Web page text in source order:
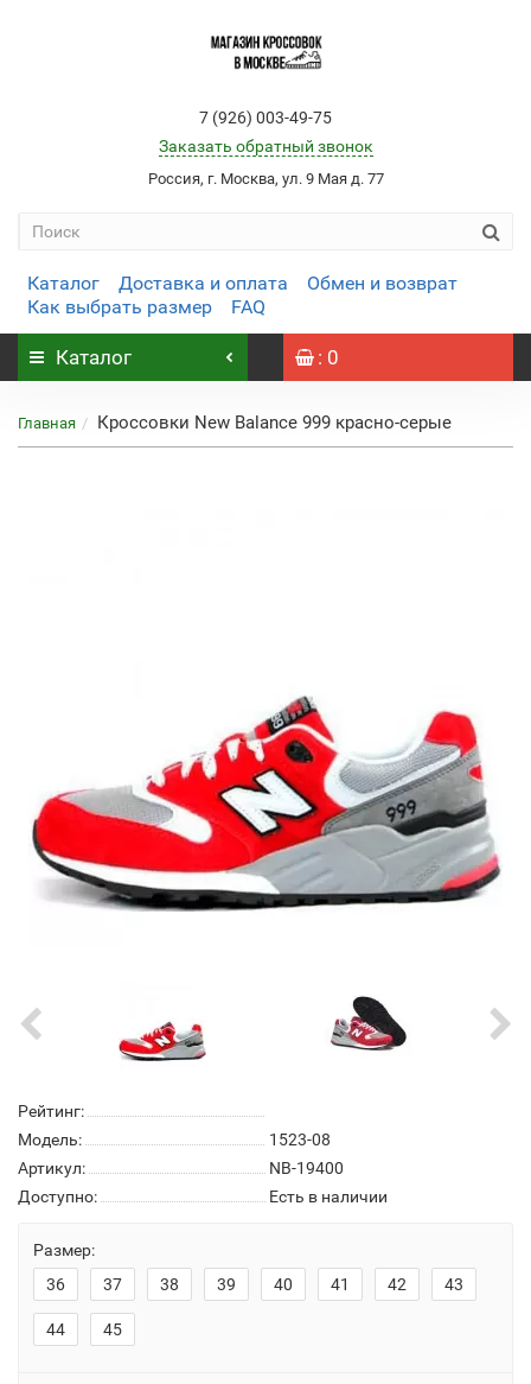
7 (926) 003-49-75
Заказать обратный звонок
Россия, г. Москва, ул. 9 Мая д. 77
Каталог Доставка и оплата
Обмен и возврат
Как выбрать размер
FAQ
Каталог : 0
Главная Кроссовки New Balance 999 красно-серые
Рейтинг:
Модель:
1523-08
Артикул:
NB-19400
Доступно:
Есть в наличии
Размер:
36
37 38 39 40 41 42 43
44 45